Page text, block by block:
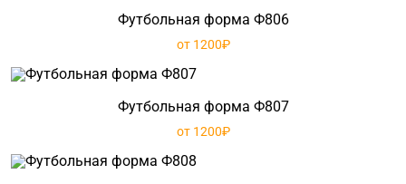
Футбольная форма Ф806
от 1200₽
Футбольная форма Ф807
от 1200₽